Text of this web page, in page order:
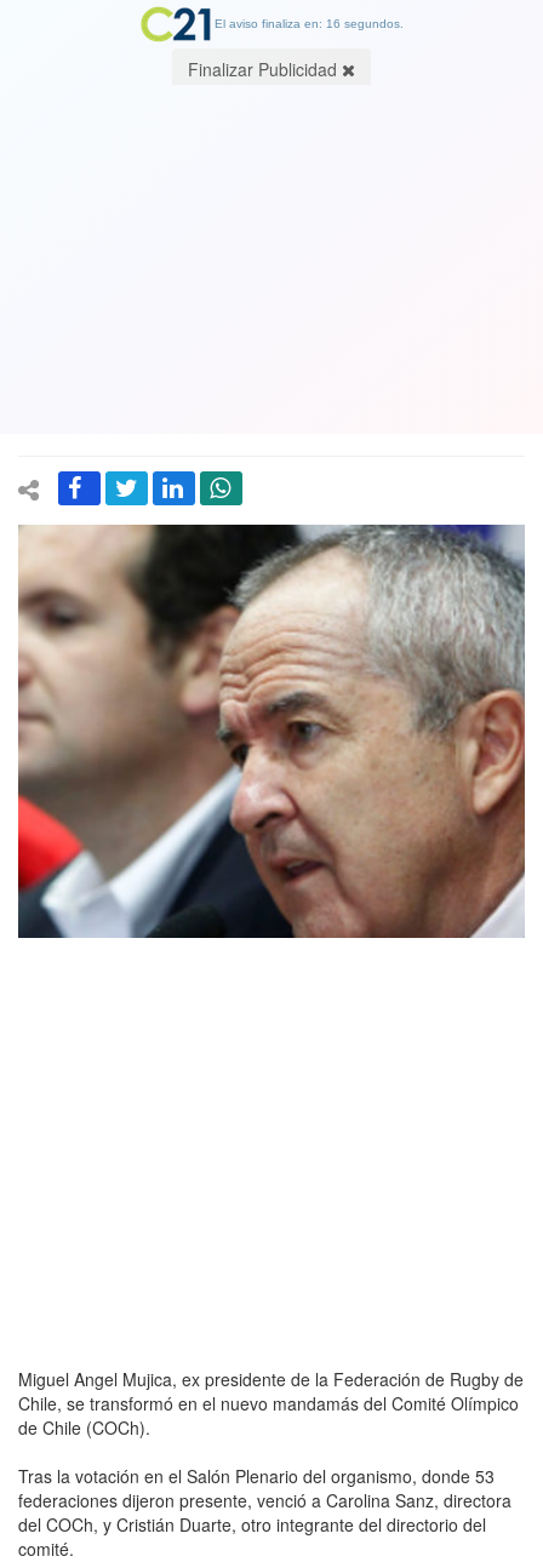
Miguel Angel Mujica, ex presidente de la Federación de Rugby de
Chile, se transformó en el nuevo mandamás del Comité Olímpico
de Chile (COCh).
Tras la votación en el Salón Plenario del organismo, donde 53
federaciones dijeron presente, venció a Carolina Sanz, directora
del COCh, y Cristián Duarte, otro integrante del directorio del
comité.
El aviso finaliza en: 16 segundos.
Finalizar Publicidad